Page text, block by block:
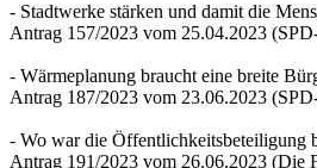
- Stadtwerke stärken und damit die
Antrag 157/2023 vom 25.04.2023
- Wärmeplanung braucht eine breite
Antrag 187/2023 vom 23.06.2023
- Wo war die Öffentlichkeitsbeteiligung
Antrag 191/2023 vom 26.06.2023